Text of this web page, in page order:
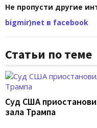
Не пропусти другие
bigmir)net в facebook
Статьи по теме
Суд США
зала Трампа